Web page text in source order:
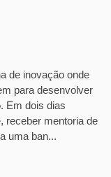
de inovação onde
para desenvolver
Em dois dias
receber mentoria de
uma ban...